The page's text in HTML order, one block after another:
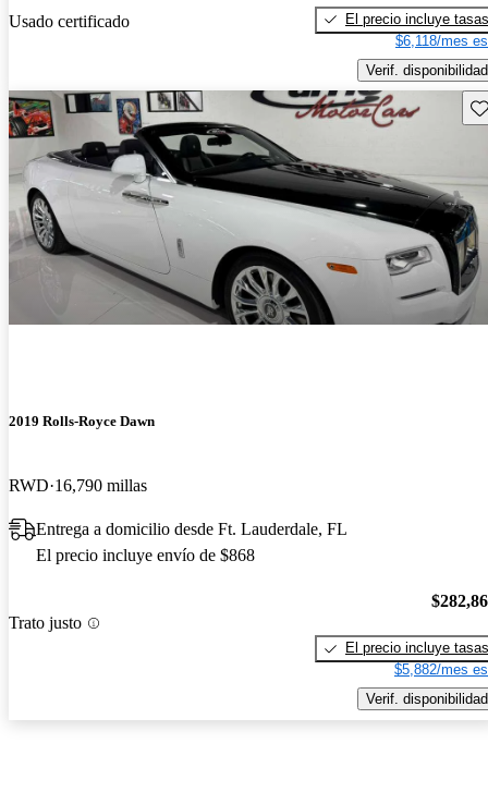
Usado certificado
El precio incluye tasas
$6,118/mes
Verif. disponibilidad
2019 Rolls-Royce Dawn
RWD 16,790 millas
Entrega a domicilio desde Ft. Lauderdale, FL
El precio incluye envío de $868
Trato justo
El precio incluye tasas
$5,882/mes
Verif. disponibilidad